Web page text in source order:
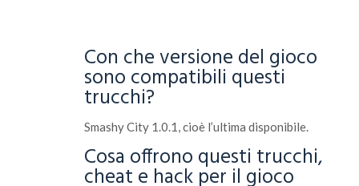
Con che versione del gioco
sono compatibili questi
trucchi?
Smashy City 1.0.1, cioè l’ultima disponibile.
Cosa offrono questi trucchi,
cheat e hack per il gioco